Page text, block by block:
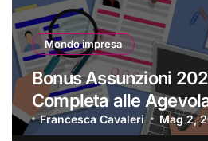
Mondo impresa
Bonus Assunzioni
Completa alle
Imprese
Francesca Cavaleri Mag 2,